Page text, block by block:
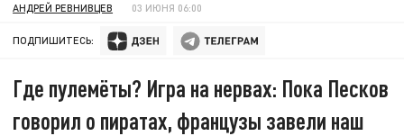
АНДРЕЙ РЕВНИВЦЕВ 03 ИЮНЯ 06:00
ПОДПИШИТЕСЬ:
Где пулемёты? Игра на нервах: Пока Песков
говорил о пиратах, французы завели наш